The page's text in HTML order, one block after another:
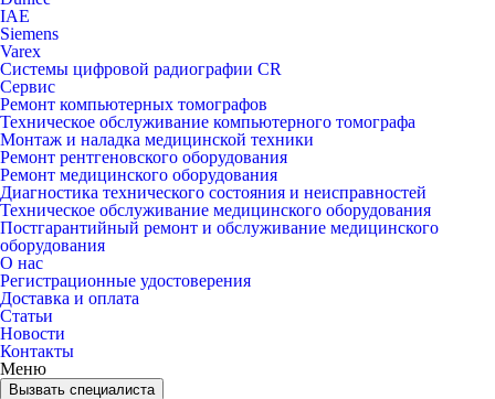
IAE
Siemens
Varex
Системы цифровой радиографии CR
Сервис
Ремонт компьютерных томографов
Техническое обслуживание компьютерного томографа
Монтаж и наладка медицинской техники
Ремонт рентгеновского оборудования
Ремонт медицинского оборудования
Диагностика технического состояния и неисправностей
Техническое обслуживание медицинского оборудования
Постгарантийный ремонт и обслуживание медицинского
оборудования
О нас
Регистрационные удостоверения
Доставка и оплата
Статьи
Новости
Контакты
Меню
Вызвать специалиста